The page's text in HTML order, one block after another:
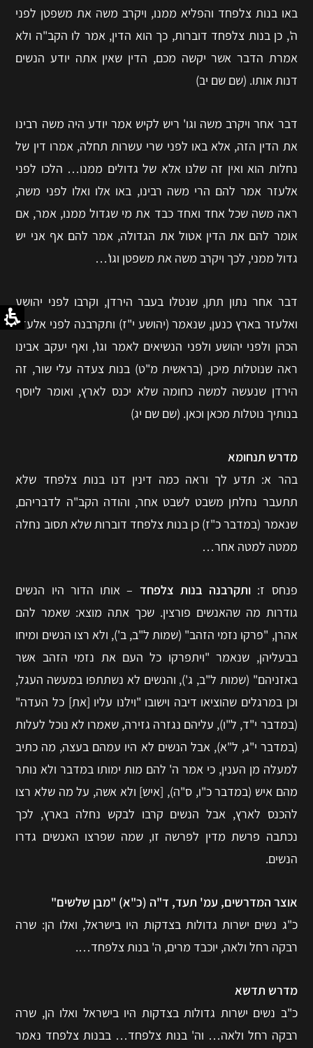
באו בנות צלפחד והפליא ממנו, ויקרב משה את משפטן לפני
ה', כן בנות צלפחד דוברות, כך הוא הדין, אמר לו הקב"ה ולא
אמרת הדבר אשר יקשה מכם, הדין שאין אתה יודע הנשים
דנות אותו. (שם שם יב)
דבר אחר ויקרב משה וגו' ריש לקיש אמר יודע היה משה רבינו
את הדין הזה, אלא באו לפני שרי עשרות תחלה, אמרו דין של
נחלות הוא ואין זה שלנו אלא של גדולים ממנו… הלכו לפני
אלעזר אמר להם הרי משה רבינו, באו אלו ואלו לפני משה,
ראה משה שכל אחד ואחד כבד את מי שגדול ממנו, אמר, אם
אומר להם את הדין אטול את הגדולה, אמר להם אף אני יש
גדול ממני, לכך ויקרב משה את משפטן וגו'…
דבר אחר נתון תתן, שנטלו בעבר הירדן, וקרבו לפני יהושע
ואלעזר בארץ כנען, שנאמר (יהושע י"ז) ותקרבנה לפני אלעזר
הכהן ולפני יהושע ולפני הנשיאים לאמר וגו', ואף יעקב אבינו
ראה שנוטלות מיכן, (בראשית מ"ט) בנות צעדה עלי שור, זה
הירדן שנעשה למשה כחומה שלא יכנס לארץ, ואומר ליוסף
בנותיך נוטלות מכאן וכאן. (שם שם יג)
מדרש תנחומא
בהר א: תדע לך וראה כמה דינין דנו בנות צלפחד שלא
תתעבר נחלתן משבט לשבט אחר, והודה הקב"ה לדבריהם,
שנאמר (במדבר כ"ז) כן בנות צלפחד דוברות שלא תסוב נחלה
ממטה למטה אחר…
פנחס ז: ותקרבנה בנות צלפחד – אותו הדור היו הנשים
גודרות מה שהאנשים פורצין. שכך אתה מוצא: שאמר להם
אהרן, "פרקו נזמי הזהב" (שמות ל"ב, ב'), ולא רצו הנשים ומיחו
בבעליהן, שנאמר "ויתפרקו כל העם את נזמי הזהב אשר
באזניהם" (שמות ל"ב, ג'), והנשים לא נשתתפו במעשה העגל,
וכן במרגלים שהוציאו דיבה וישובו "וילנו עליו [את] כל העדה"
(במדבר י"ד, ל"ו), עליהם נגזרה גזירה, שאמרו לא נוכל לעלות
(במדבר י"ג, ל"א), אבל הנשים לא היו עמהם בעצה, מה כתיב
למעלה מן הענין, כי אמר ה' להם מות ימותו במדבר ולא נותר
מהם איש (במדבר כ"ו, ס"ה), [איש] ולא אשה, על מה שלא רצו
להכנס לארץ, אבל הנשים קרבו לבקש נחלה בארץ, לכך
נכתבה פרשת מדין לפרשה זו, שמה שפרצו האנשים גדרו
הנשים.
אוצר המדרשים, עמ' תעד, ד"ה (כ"א) "מבן שלשים"
כ"ג נשים ישרות גדולות בצדקות היו בישראל, ואלו הן: שרה
רבקה רחל ולאה, יוכבד מרים, ה' בנות צלפחד….
מדרש תדשא
כ"ב נשים ישרות גדולות בצדקות היו בישראל ואלו הן, שרה
רבקה רחל ולאה… וה' בנות צלפחד… בבנות צלפחד נאמר